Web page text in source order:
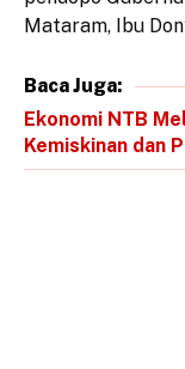
Mataram, Ibu
Baca Juga:
Ekonomi NTB
Kemiskinan dan